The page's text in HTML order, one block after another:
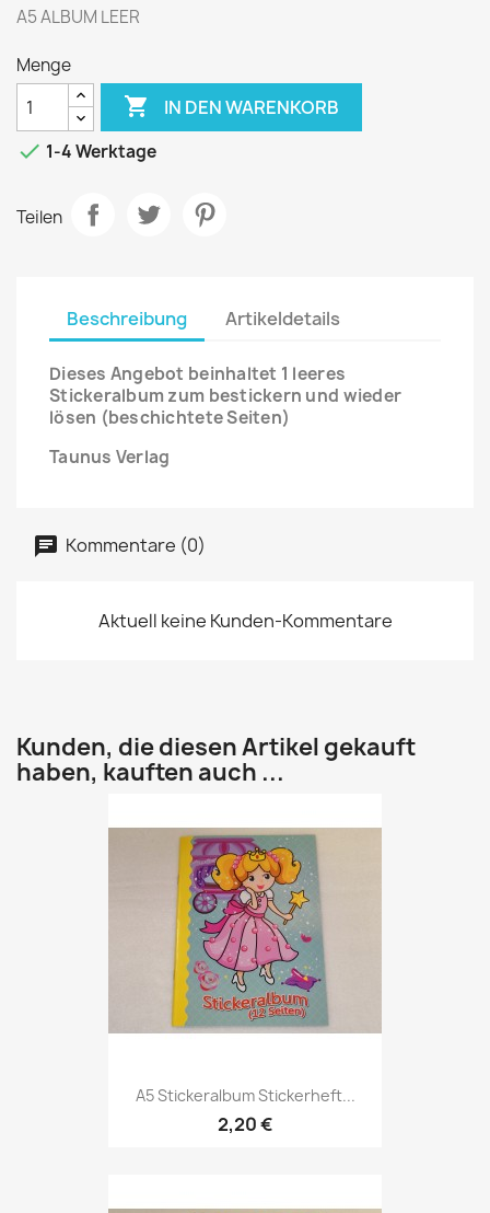
A5 ALBUM LEER
Menge
 IN DEN WARENKORB
 1-4 Werktage
Teilen
Beschreibung Artikeldetails
Dieses Angebot beinhaltet 1 leeres
Stickeralbum zum bestickern und wieder
lösen (beschichtete Seiten)
Taunus Verlag
Kommentare (0)
Aktuell keine Kunden-Kommentare
Kunden, die diesen Artikel gekauft
haben, kauften auch ...
A5 Stickeralbum Stickerheft...
2,20 €